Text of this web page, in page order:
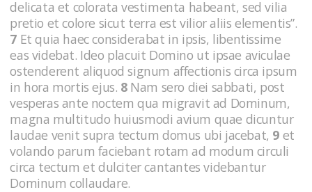
delicata et colorata vestimenta habeant, sed vilia
pretio et colore sicut terra est vilior aliis elementis”.
7 Et quia haec considerabat in ipsis, libentissime
eas videbat. Ideo placuit Domino ut ipsae aviculae
ostenderent aliquod signum affectionis circa ipsum
in hora mortis ejus. 8Nam sero diei sabbati, post
vesperas ante noctem qua migravit ad Dominum,
magna multitudo huiusmodi avium quae dicuntur
laudae venit supra tectum domus ubi jacebat, 9 et
volando parum faciebant rotam ad modum circuli
circa tectum et dulciter cantantes videbantur
Dominum collaudare.